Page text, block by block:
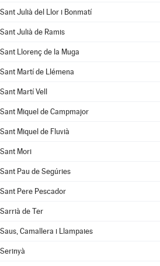
Sant Julià del Llor i Bonmatí
Sant Julià de Ramis
Sant Llorenç de la Muga
Sant Martí de Llémena
Sant Martí Vell
Sant Miquel de Campmajor
Sant Miquel de Fluvià
Sant Mori
Sant Pau de Segúries
Sant Pere Pescador
Sarrià de Ter
Saus, Camallera i Llampaies
Serinyà